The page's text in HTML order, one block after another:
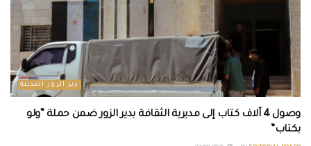
دير الزور المدينة
وصول 4 آلاف كتاب إلى مديرية الثقافة بدير الزور ضمن حملة “ولو
بكتاب”